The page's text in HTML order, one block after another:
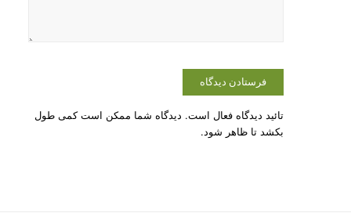
تائید دیدگاه فعال است. دیدگاه شما ممکن است کمی طول
بکشد تا ظاهر شود.